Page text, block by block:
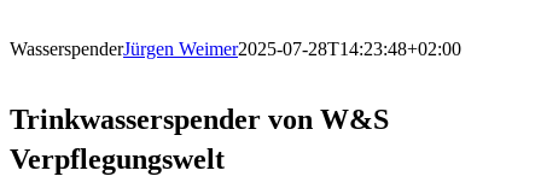
WasserspenderJürgen Weimer2025-07-28T14:23:48+02:00
Trinkwasserspender von W&S
Verpflegungswelt